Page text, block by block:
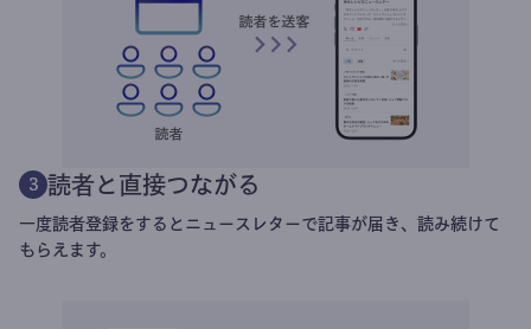
3 読者と直接つながる
一度読者登録をするとニュースレターで記事が届き、読み続けて
もらえます。